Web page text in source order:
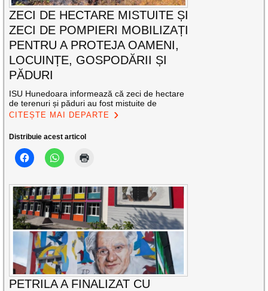
ZECI DE HECTARE MISTUITE ȘI
ZECI DE POMPIERI MOBILIZAȚI
PENTRU A PROTEJA OAMENI,
LOCUINȚE, GOSPODĂRII ȘI
PĂDURI
ISU Hunedoara informează că zeci de hectare
de terenuri și păduri au fost mistuite de
CITEȘTE MAI DEPARTE
Distribuie acest articol
PETRILA A FINALIZAT CU